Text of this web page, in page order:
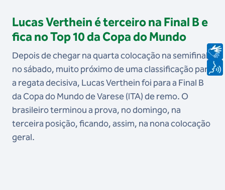
Lucas Verthein é terceiro na Final B e
fica no Top 10 da Copa do Mundo
Depois de chegar na quarta colocação na semifinal
no sábado, muito próximo de uma classificação para
a regata decisiva, Lucas Verthein foi para a Final B
da Copa do Mundo de Varese (ITA) de remo. O
brasileiro terminou a prova, no domingo, na
terceira posição, ficando, assim, na nona colocação
geral.